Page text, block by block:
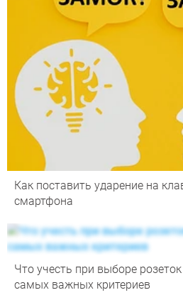
Как поставить ударение на
смартфона
Что учесть при выборе
самых важных критериев